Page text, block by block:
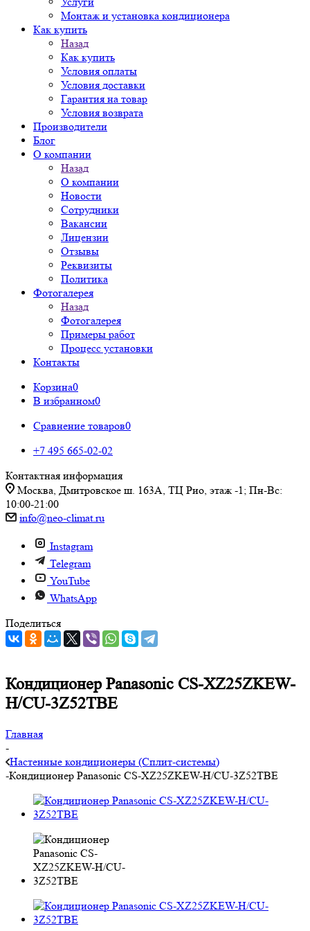
Монтаж и установка кондиционера
Как купить
Назад
Как купить
Условия оплаты
Условия доставки
Гарантия на товар
Условия возврата
Производители
Блог
О компании
Назад
О компании
Новости
Сотрудники
Вакансии
Лицензии
Отзывы
Реквизиты
Политика
Фотогалерея
Назад
Фотогалерея
Примеры работ
Процесс установки
Контакты
Корзина0
В избранном0
Сравнение товаров0
+7 495 665-02-02
Контактная информация
Москва, Дмитровское ш. 163А, ТЦ Рио, этаж -1; Пн-Вс:
10:00-21:00
info@neo-climat.ru
Instagram
Telegram
YouTube
WhatsApp
Поделиться
Кондиционер Panasonic CS-XZ25ZKEW-
H/CU-3Z52TBE
Главная
-
Настенные кондиционеры (Сплит-системы)
-Кондиционер Panasonic CS-XZ25ZKEW-H/CU-3Z52TBE